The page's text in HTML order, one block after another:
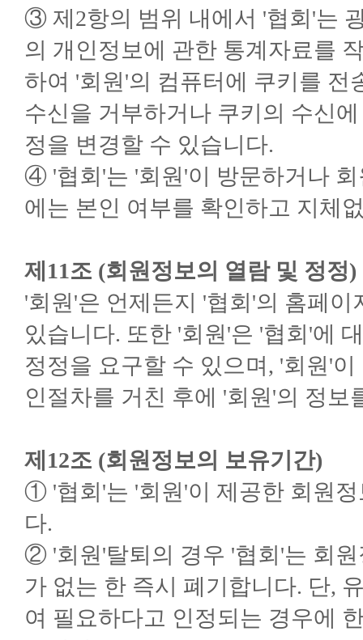
③ 제2항의 범위 내에서 '협회'는
의 개인정보에 관한 통계자료를
하여 '회원'의 컴퓨터에 쿠키를 전
수신을 거부하거나 쿠키의 수신
정을 변경할 수 있습니다.
④ '협회'는 '회원'이 방문하거나
에는 본인 여부를 확인하고 지체
제11조 (회원정보의 열람 및 정정)
'회원'은 언제든지 '협회'의 홈페
있습니다. 또한 '회원'은 '협회'에
정정을 요구할 수 있으며, '회원'
인절차를 거친 후에 '회원'의 정보
제12조 (회원정보의 보유기간)
① '협회'는 '회원'이 제공한 회원
다.
② '회원'탈퇴의 경우 '협회'는 회
가 없는 한 즉시 폐기합니다. 단,
여 필요하다고 인정되는 경우에